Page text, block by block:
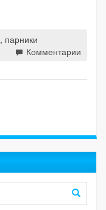
, парники
Комментарии